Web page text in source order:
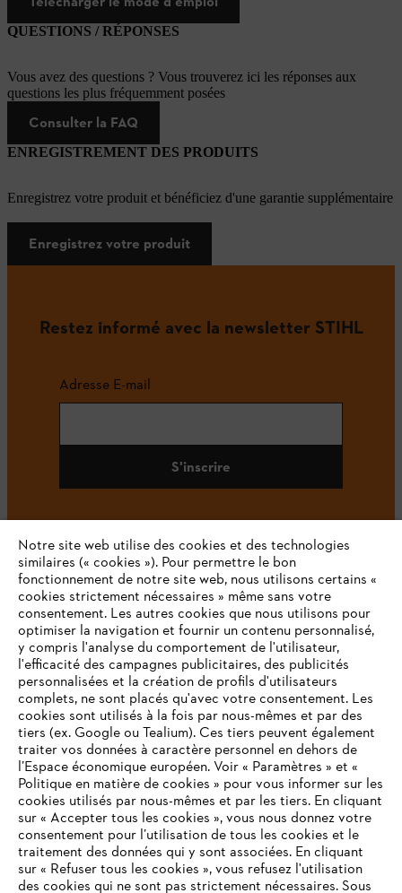
QUESTIONS / RÉPONSES
Vous avez des questions ? Vous trouverez ici les réponses aux
questions les plus fréquemment posées
Consulter la FAQ
ENREGISTREMENT DES PRODUITS
Enregistrez votre produit et bénéficiez d'une garantie supplémentaire
Enregistrez votre produit
Restez informé avec la newsletter STIHL
Adresse E-mail
S'inscrire
#STIHL
L'Entreprise
STIHL FAQ
Contact
VOTRE NAVIGATEUR INTERNET
N'EST PLUS PRIS EN CHARGE
Notre site web utilise des cookies et des technologies
similaires (« cookies »). Pour permettre le bon
fonctionnement de notre site web, nous utilisons certains «
cookies strictement nécessaires » même sans votre
consentement. Les autres cookies que nous utilisons pour
optimiser la navigation et fournir un contenu personnalisé,
y compris l'analyse du comportement de l'utilisateur,
l'efficacité des campagnes publicitaires, des publicités
personnalisées et la création de profils d'utilisateurs
complets, ne sont placés qu'avec votre consentement. Les
cookies sont utilisés à la fois par nous-mêmes et par des
tiers (ex. Google ou Tealium). Ces tiers peuvent également
traiter vos données à caractère personnel en dehors de
l’Espace économique européen. Voir « Paramètres » et «
Politique en matière de cookies » pour vous informer sur les
cookies utilisés par nous-mêmes et par les tiers. En cliquant
sur « Accepter tous les cookies », vous nous donnez votre
consentement pour l’utilisation de tous les cookies et le
traitement des données qui y sont associées. En cliquant
sur « Refuser tous les cookies », vous refusez l'utilisation
des cookies qui ne sont pas strictement nécessaires. Sous